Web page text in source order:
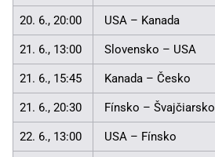
20. 6., 20:00 USA – Kanada
21. 6., 13:00 Slovensko – USA
21. 6., 15:45 Kanada – Česko
21. 6., 20:30 Fínsko – Švajčiarsko
22. 6., 13:00 USA – Fínsko